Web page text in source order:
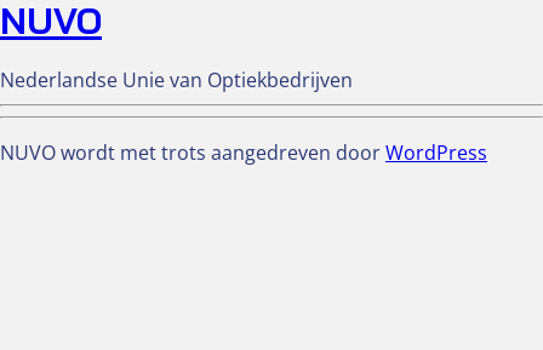
NUVO
Nederlandse Unie van Optiekbedrijven
NUVO wordt met trots aangedreven doorWordPress